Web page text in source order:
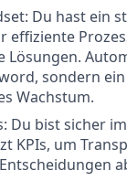
Du hast ein
effiziente
Lösungen.
sondern
Wachstum.
Du bist sicher
KPIs, um